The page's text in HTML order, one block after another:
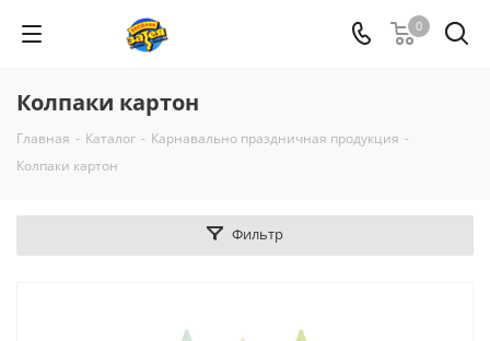
0
Колпаки картон
Главная - Каталог - Карнавально праздничная продукция -
Колпаки картон
Фильтр